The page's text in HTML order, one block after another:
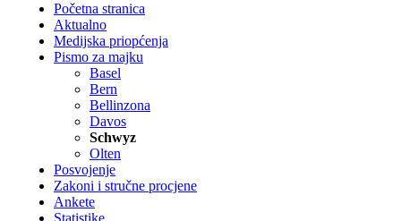
Početna stranica
Aktualno
Medijska priopćenja
Pismo za majku
Basel
Bern
Bellinzona
Davos
Schwyz
Olten
Posvojenje
Zakoni i stručne procjene
Ankete
Statistike